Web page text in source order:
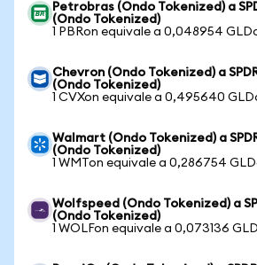
Petrobras (Ondo Tokenized) a
(Ondo Tokenized)
1 PBRon equivale a 0,048954
Chevron (Ondo Tokenized) a
(Ondo Tokenized)
1 CVXon equivale a 0,495640
Walmart (Ondo Tokenized) a
(Ondo Tokenized)
1 WMTon equivale a 0,286754
Wolfspeed (Ondo Tokenized) a
(Ondo Tokenized)
1 WOLFon equivale a 0,073136